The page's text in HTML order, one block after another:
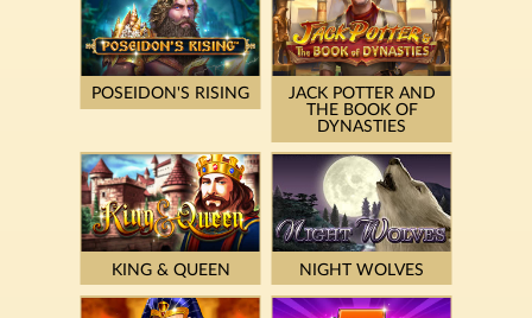
POSEIDON'S RISING
JACK POTTER AND
THE BOOK OF
DYNASTIES
KING & QUEEN NIGHT WOLVES